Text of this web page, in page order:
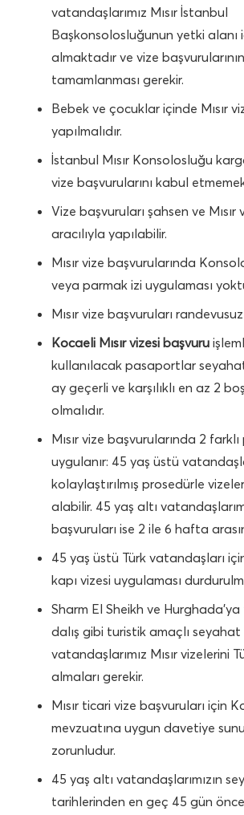
vatandaşlarımız Mısır İstanbul
Başkonsolosluğunun yetki alanı
almaktadır ve vize
tamamlanması gerekir.
Bebek ve çocuklar içinde Mısır
yapılmalıdır.
İstanbul Mısır Konsolosluğu
vize başvurularını kabul
Vize başvuruları şahsen ve Mısır
aracılıyla yapılabilir.
Mısır vize başvurularında
veya parmak izi uygulaması
Mısır vize başvuruları
Kocaeli Mısır vizesi başvuru
kullanılacak pasaportlar
ay geçerli ve karşılıklı en az 2
olmalıdır.
Mısır vize başvurularında 2
uygulanır: 45 yaş üstü
kolaylaştırılmış prosedürle
alabilir. 45 yaş altı
başvuruları ise 2 ile 6 hafta
45 yaş üstü Türk vatandaşları
kapı vizesi uygulaması
Sharm El Sheikh ve
dalış gibi turistik amaçlı
vatandaşlarımız Mısır vizelerini
almaları gerekir.
Mısır ticari vize başvuruları için
mevzuatına uygun davetiye
zorunludur.
45 yaş altı vatandaşlarımızın
tarihlerinden en geç 45 gün önce